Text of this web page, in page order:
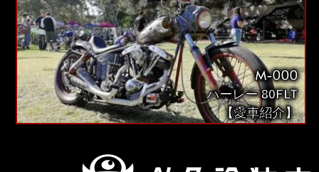
M-000
ハーレー 80FLT
【愛車紹介】